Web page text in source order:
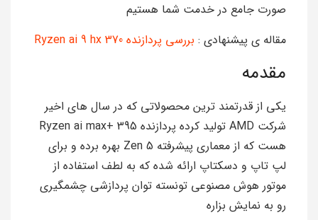
صورت جامع در خدمت شما هستیم
مقاله ی پیشنهادی : بررسی پردازنده Ryzen ai 9 hx 370
مقدمه
یکی از قدرتمند ترین محصولاتی که در سال های اخیر
شرکت AMD تولید کرده پردازنده Ryzen ai max+ 395
هست که از معماری پیشرفته Zen 5 بهره برده و برای
لپ تاپ و دسکتاپ ارائه شده که به لطف استفاده از
موتور هوش مصنوعی تونسته توان پردازشی چشمگیری
رو به نمایش بزاره